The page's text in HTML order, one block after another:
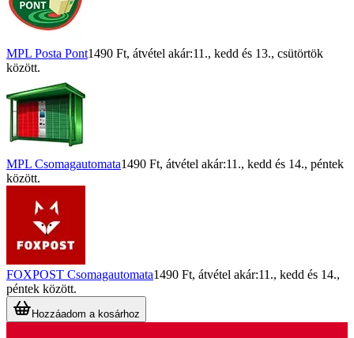
MPL Posta Pont1490 Ft, átvétel akár:11., kedd és 13., csütörtök
között.
MPL Csomagautomata1490 Ft, átvétel akár:11., kedd és 14., péntek
között.
FOXPOST Csomagautomata1490 Ft, átvétel akár:11., kedd és 14.,
péntek között.
Hozzáadom a kosárhoz